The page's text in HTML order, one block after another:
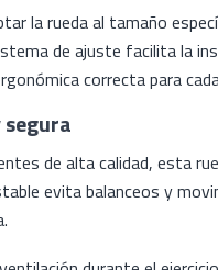
la rueda al tamaño
de ajuste facilita la
correcta para
de alta calidad, esta
evita balanceos y